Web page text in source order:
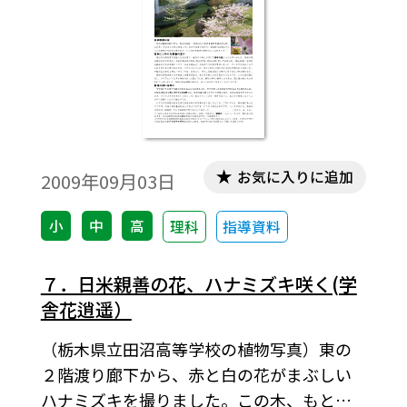
2009年09月03日
小 中 高 理科 指導資料
お気に入りに追加
７．日米親善の花、ハナミズキ咲く(学
舎花逍遥）
（栃木県立田沼高等学校の植物写真）東の
２階渡り廊下から、赤と白の花がまぶしい
ハナミズキを撮りました。この木、もとも